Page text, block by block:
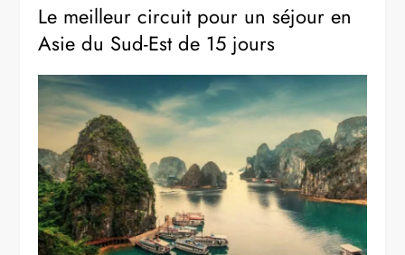
Le meilleur circuit pour un séjour en
Asie du Sud-Est de 15 jours